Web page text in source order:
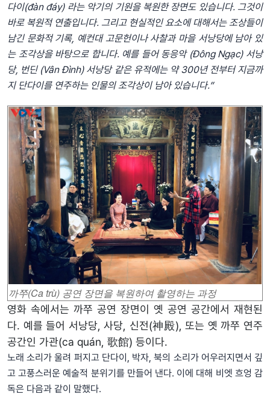
다이(đàn đáy) 라는 악기의 기원을 복원한 장면도 있습니다. 그것이
바로 복원적 연출입니다. 그리고 현실적인 요소에 대해서는 조상들이
남긴 문화적 기록, 예컨대 고문헌이나 사찰과 마을 서낭당에 남아 있
는 조각상을 바탕으로 합니다. 예를 들어 동응악(Đông Ngạc) 서낭
당, 번딘(Vân Đình) 서낭당 같은 유적에는 약300년 전부터 지금까
지 단다이를 연주하는 인물의 조각상이 남아 있습니다.”
까쭈(Ca trù) 공연 장면을 복원하여 촬영하는 과정
영화 속에서는 까쭈 공연 장면이 옛 공연 공간에서 재현된
다. 예를 들어 서낭당, 사당, 신전(神殿), 또는 옛 까쭈 연주
공간인 가관(ca quán, 歌館) 등이다.
노래 소리가 울려 퍼지고 단다이, 박자, 북의 소리가 어우러지면서 깊
고 고풍스러운 예술적 분위기를 만들어 낸다. 이에 대해 비엣 흐엉 감
독은 다음과 같이 말했다.